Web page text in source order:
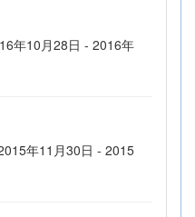
年10月28日 - 2016年
年11月30日 - 2015